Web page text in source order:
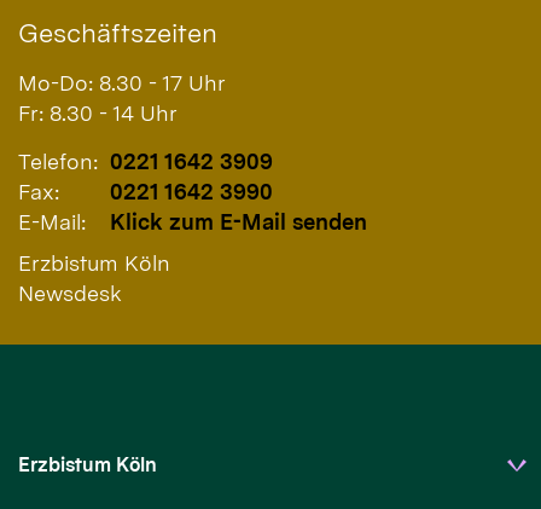
Geschäftszeiten
Mo-Do: 8.30 - 17 Uhr
Fr: 8.30 - 14 Uhr
Telefon: 0221 1642 3909
Fax:
0221 1642 3990
E-Mail:
Klick zum E-Mail senden
Erzbistum Köln
Newsdesk
Erzbistum Köln